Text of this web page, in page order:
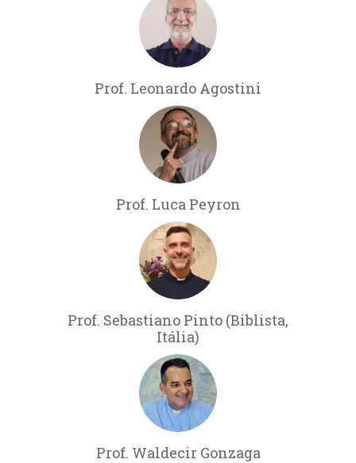
Prof. Leonardo Agostini
Prof. Luca Peyron
Prof. Sebastiano Pinto (Biblista,
Itália)
Prof. Waldecir Gonzaga